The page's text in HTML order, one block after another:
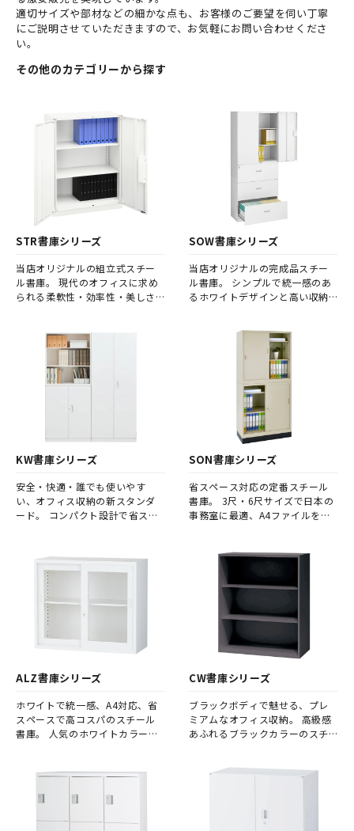
適切サイズや部材などの細かな点も、お客様のご要望を伺い丁寧
にご説明させていただきますので、お気軽にお問い合わせくださ
い。
その他のカテゴリーから探す
STR書庫シリーズ
当店オリジナルの組立式スチー
ル書庫。 現代のオフィスに求め
られる柔軟性・効率性・美しさ
性を高め、チーム全体のパフォ
ーマンス向上にもつながります。
SOW書庫シリーズ
当店オリジナルの完成品スチー
ル書庫。 シンプルで統一感のあ
るホワイトデザインと高い収納
ンで、オフィスの書類管理を効
率化します。
KW書庫シリーズ
安全・快適・誰でも使いやす
い、オフィス収納の新スタンダ
ード。 コンパクト設計で省スペ
いやすさを兼ね備えた高機能ス
チール書庫。
SON書庫シリーズ
省スペース対応の定番スチール
書庫。 3尺・6尺サイズで日本の
事務室に最適、A4ファイルを縦2
性・セキュリティを兼ね備えた
法人向けオフィス収納。
ALZ書庫シリーズ
ホワイトで統一感、A4対応、省
スペースで高コスパのスチール
書庫。 人気のホワイトカラーと
適。 ベース一体型で組立不要、
チール書庫シリーズ。
CW書庫シリーズ
ブラックボディで魅せる、プレ
ミアムなオフィス収納。 高級感
あふれるブラックカラーのスチ
ース設計、セキュリティ機能も